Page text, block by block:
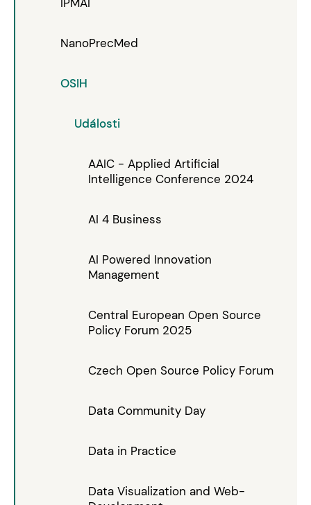
NanoPrecMed
OSIH
Události
AAIC - Applied Artificial
Intelligence Conference 2024
AI 4 Business
AI Powered Innovation
Management
Central European Open Source
Policy Forum 2025
Czech Open Source Policy Forum
Data Community Day
Data in Practice
Data Visualization and Web-